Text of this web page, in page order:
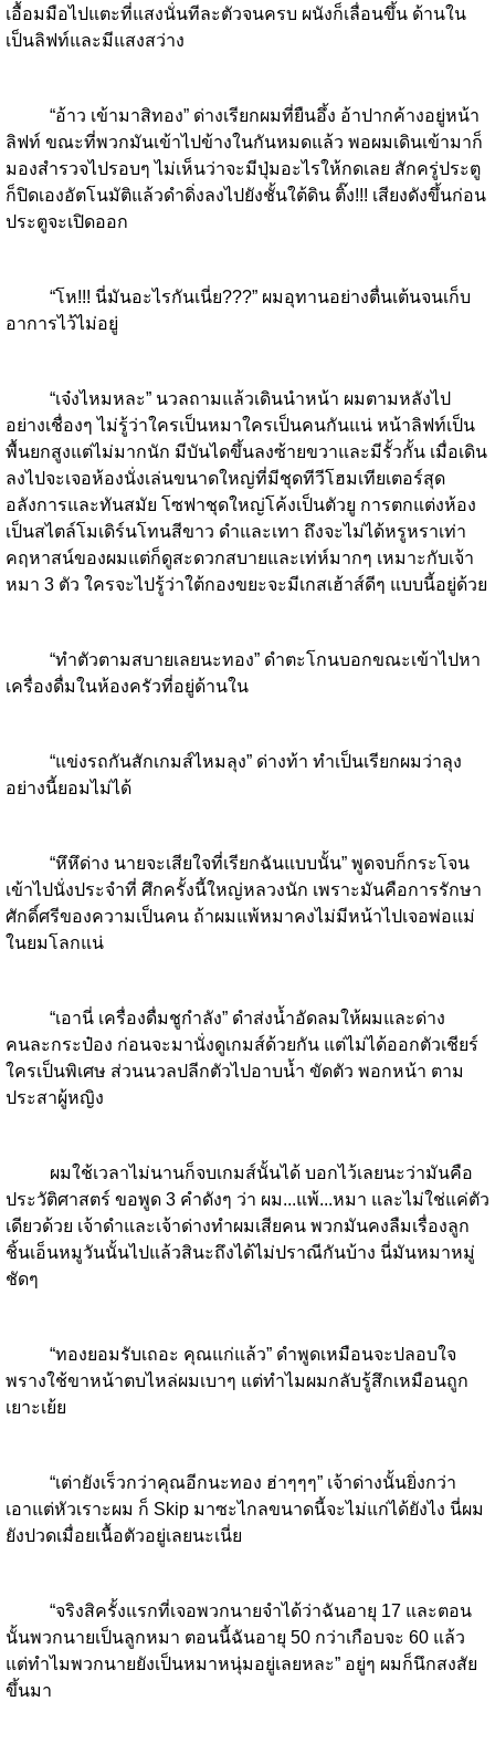
เอื้อมมือไปแตะที่แสงนั่นทีละตัวจนครบ ผนังก็เลื่อนขึ้น ด้านใน
เป็นลิฟท์และมีแสงสว่าง
“อ้าว เข้ามาสิทอง” ด่างเรียกผมที่ยืนอึ้ง​ อ้าปากค้างอยู่หน้า
ลิฟท์ ขณะที่พวกมันเข้าไปข้างในกันหมดแล้ว พอผมเดินเข้ามาก็
มองสำรวจไปรอบๆ​ ไม่เห็นว่าจะมีปุ่มอะไรให้กดเลย สักครู่ประตู
ก็ปิดเองอัตโนมัติแล้วดำดิ่งลงไปยังชั้นใต้ดิน ติ๊ง!!! เสียงดังขึ้นก่อน
ประตูจะเปิดออก
“โห!!! นี่มันอะไรกันเนี่ย???” ผมอุทานอย่างตื่นเต้นจนเก็บ
อาการไว้ไม่อยู่
“เจ๋งไหมหละ” นวลถามแล้วเดินนำหน้า ผมตามหลังไป
อย่างเชื่องๆ ไม่รู้ว่าใครเป็นหมาใครเป็นคนกันแน่ หน้าลิฟท์เป็น
พื้นยกสูงแต่ไม่มากนัก มีบันไดขึ้นลงซ้ายขวาและมีรั้วกั้น เมื่อเดิน
ลงไปจะเจอห้องนั่งเล่นขนาดใหญ่ที่มีชุดทีวีโฮมเทียเตอร์สุด
อลังการและทันสมัย โซฟาชุดใหญ่โค้งเป็นตัวยู การตกแต่งห้อง
เป็นสไตล์โมเดิร์นโทนสีขาว ดำและเทา ถึงจะไม่ได้หรูหราเท่า
คฤหาสน์ของผมแต่ก็ดูสะดวกสบายและเท่ห์มากๆ เหมาะกับเจ้า
หมา 3 ตัว ใครจะไปรู้ว่าใต้กองขยะจะมีเกสเฮ้าส์ดีๆ แบบนี้อยู่ด้วย
“ทำตัวตามสบายเลยนะทอง” ดำตะโกนบอกขณะเข้าไปหา
เครื่องดื่มในห้องครัวที่อยู่ด้านใน
“แข่งรถกันสักเกมส์ไหมลุง” ด่างท้า ทำเป็นเรียกผมว่าลุง
อย่างนี้ยอมไม่ได้
“หึหึด่าง นายจะเสียใจที่เรียกฉันแบบนั้น” พูดจบก็กระโจน
เข้าไปนั่งประจำที่ ศึกครั้งนี้ใหญ่หลวงนัก เพราะมันคือการรักษา
ศักดิ์ศรีของความเป็นคน ถ้าผมแพ้หมาคงไม่มีหน้าไปเจอพ่อแม่
ในยมโลกแน่
“เอานี่ เครื่องดื่มชูกำลัง” ดำส่งน้ำอัดลมให้ผมและด่าง
คนละกระป๋อง ก่อนจะมานั่งดูเกมส์ด้วยกัน แต่ไม่ได้ออกตัวเชียร์
ใครเป็นพิเศษ ส่วนนวลปลีกตัวไปอาบน้ำ ขัดตัว พอกหน้า ตาม
ประสาผู้หญิง
ผมใช้เวลาไม่นานก็จบเกมส์นั้นได้ บอกไว้เลยนะว่ามันคือ
ประวัติศาสตร์ ขอพูด 3 คำดังๆ ว่า ผม...แพ้...หมา และไม่ใช่แค่ตัว
เดียวด้วย เจ้าดำและเจ้าด่างทำผมเสียคน พวกมันคงลืมเรื่องลูก
ชิ้นเอ็นหมูวันนั้นไปแล้วสินะถึงได้ไม่ปราณีกันบ้าง นี่มันหมาหมู่
ชัดๆ
“ทองยอมรับเถอะ คุณแก่แล้ว” ดำพูดเหมือนจะปลอบใจ
พรางใช้ขาหน้าตบไหล่ผมเบาๆ แต่ทำไมผมกลับรู้สึกเหมือนถูก
เยาะเย้ย
“เต่ายังเร็วกว่าคุณอีกนะทอง ฮ่าๆๆๆ” เจ้าด่างนั้นยิ่งกว่า
เอาแต่หัวเราะผม ก็ Skip มาซะไกลขนาดนี้จะไม่แก่ได้ยังไง นี่ผม
ยังปวดเมื่อยเนื้อตัวอยู่เลยนะเนี่ย
“จริงสิครั้งแรกที่เจอพวกนายจำได้ว่าฉันอายุ 17 และตอน
นั้นพวกนายเป็นลูกหมา ตอนนี้ฉันอายุ 50 กว่าเกือบจะ 60 แล้ว
แต่ทำไมพวกนายยังเป็นหมาหนุ่มอยู่เลยหละ” อยู่ๆ ผมก็นึกสงสัย
ขึ้นมา